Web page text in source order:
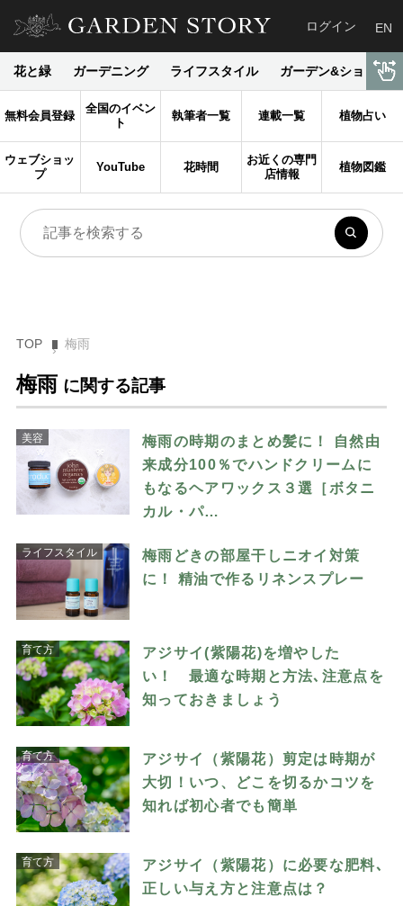
ログイン EN
花と緑 ガーデニング ライフスタイル ガーデン&ショップ
無料会員登録
全国のイベン
ト
執筆者一覧 連載一覧 植物占い
ウェブショッ
プ
YouTube 花時間
お近くの専門
店情報
植物図鑑
TOP 梅雨
梅雨 に関する記事
美容
梅雨の時期のまとめ髪に！ 自然由
来成分100％でハンドクリームに
もなるヘアワックス３選［ボタニ
カル・パ…
ライフスタイル
梅雨どきの部屋干しニオイ対策
に！ 精油で作るリネンスプレー
育て方
アジサイ(紫陽花)を増やした
い！ 最適な時期と方法､注意点を
知っておきましょう
育て方
アジサイ（紫陽花）剪定は時期が
大切！いつ、どこを切るかコツを
知れば初心者でも簡単
育て方
アジサイ（紫陽花）に必要な肥料､
正しい与え方と注意点は？